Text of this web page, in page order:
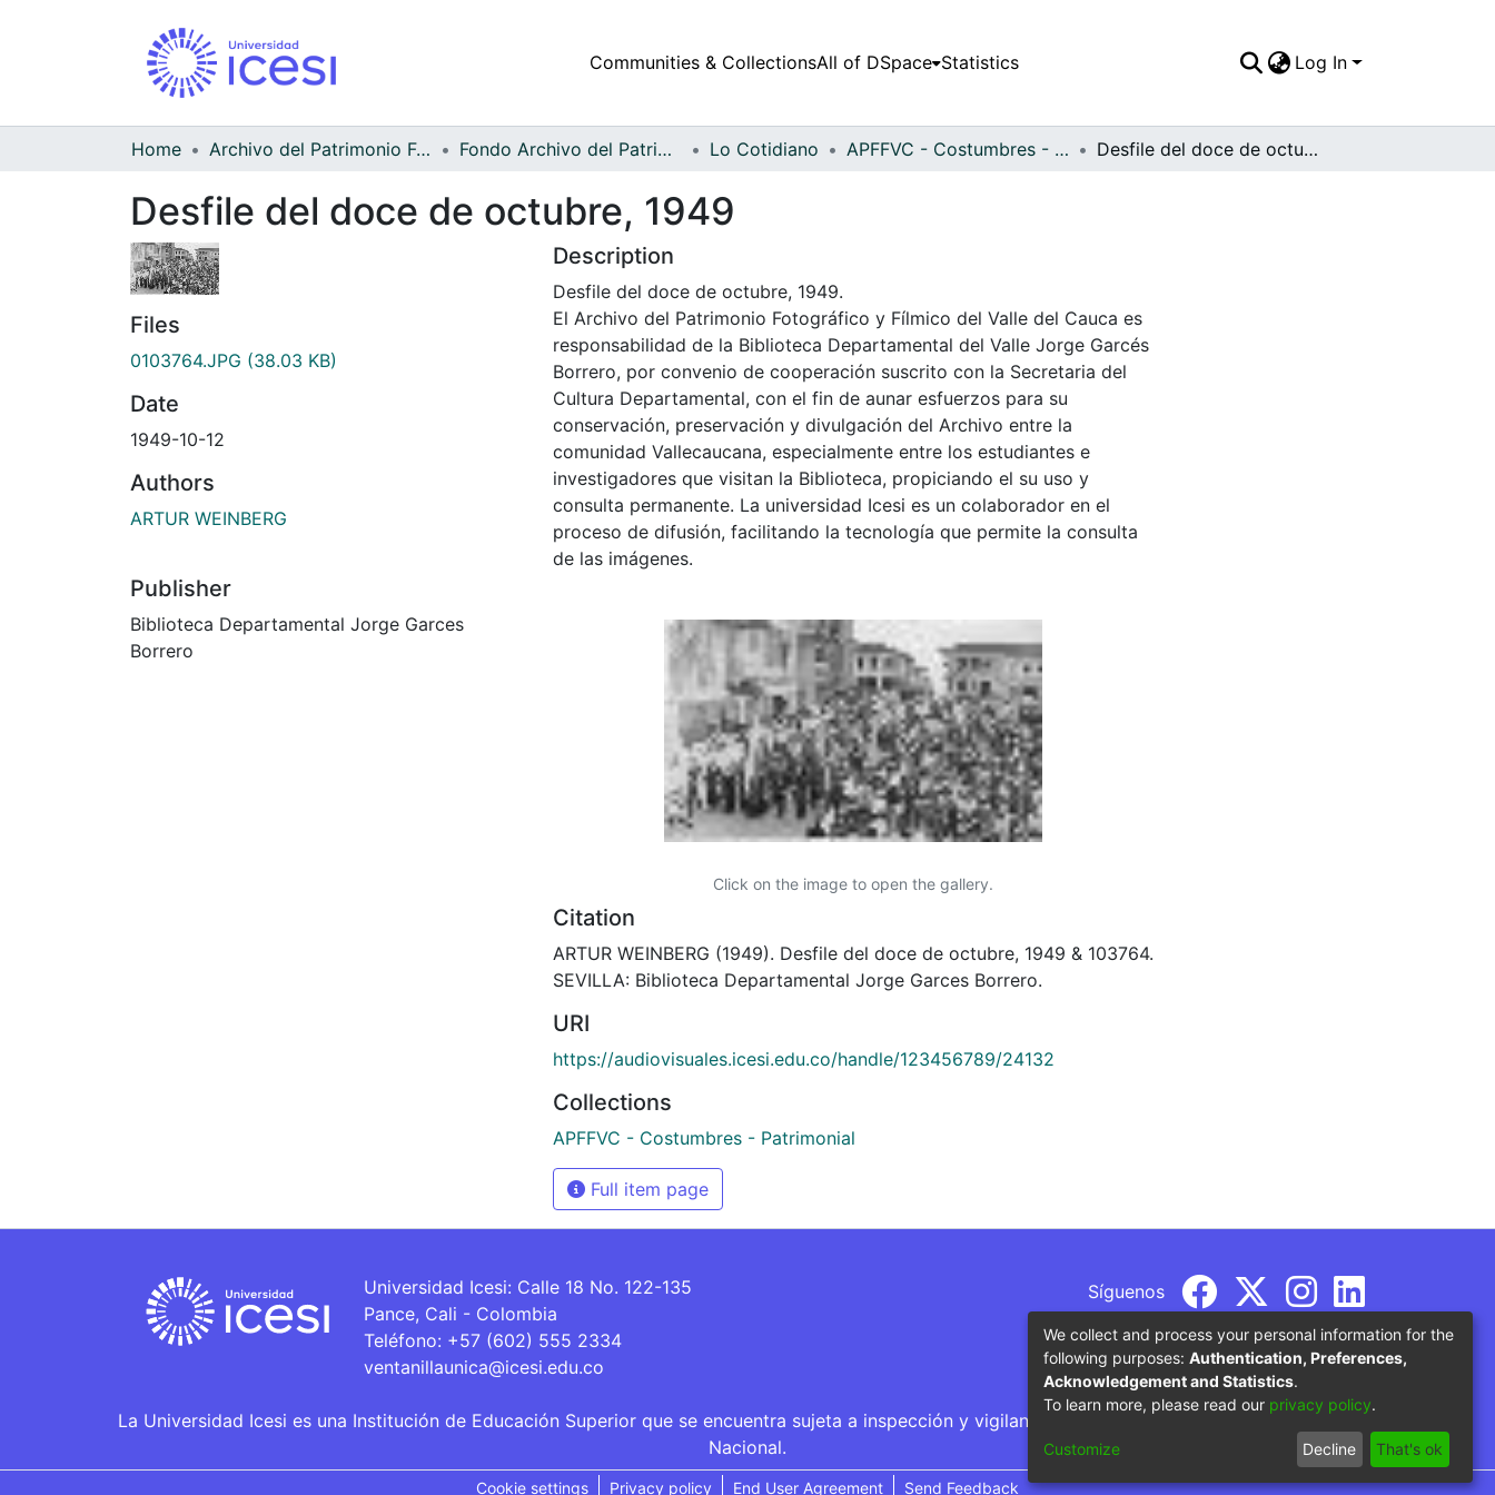
Communities & CollectionsAll of DSpace Statistics Log In
Home Archivo del Patrimonio Fotográfico y Fílmico del Valle del Cauca Fondo Archivo del Patrimonio Fotográfico y Fílmico del Valle del Cauca Lo Cotidiano APFFVC - Costumbres - Patrimonial Desfile del doce de octubre, 1949
Desfile del doce de octubre, 1949
Files
0103764.JPG (38.03 KB)
Date
1949-10-12
Authors
ARTUR WEINBERG
Publisher
Biblioteca Departamental Jorge Garces
Borrero
Description
Desfile del doce de octubre, 1949.
El Archivo del Patrimonio Fotográfico y Fílmico del Valle del Cauca es
responsabilidad de la Biblioteca Departamental del Valle Jorge Garcés
Borrero, por convenio de cooperación suscrito con la Secretaria del
Cultura Departamental, con el fin de aunar esfuerzos para su
conservación, preservación y divulgación del Archivo entre la
comunidad Vallecaucana, especialmente entre los estudiantes e
investigadores que visitan la Biblioteca, propiciando el su uso y
consulta permanente. La universidad Icesi es un colaborador en el
proceso de difusión, facilitando la tecnología que permite la consulta
de las imágenes.
Click on the image to open the gallery.
Citation
ARTUR WEINBERG (1949). Desfile del doce de octubre, 1949 & 103764.
SEVILLA: Biblioteca Departamental Jorge Garces Borrero.
URI
https://audiovisuales.icesi.edu.co/handle/123456789/24132
Collections
APFFVC - Costumbres - Patrimonial
Full item page
Universidad Icesi: Calle 18 No. 122-135
Pance, Cali - Colombia
Teléfono: +57 (602) 555 2334
ventanillaunica@icesi.edu.co
Síguenos
La Universidad Icesi es una Institución de Educación Superior que se encuentra sujeta a inspección y vigilancia por parte del Ministerio de Educación
Nacional.
Cookie settings Privacy policy End User Agreement Send Feedback
We collect and process your personal information for the
following purposes: Authentication, Preferences,
Acknowledgement and Statistics.
To learn more, please read our privacy policy.
Customize Decline That's ok